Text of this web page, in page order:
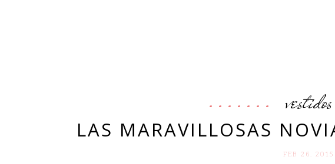
vestidos
LAS MARAVILLOSAS
FEB 26. 2015